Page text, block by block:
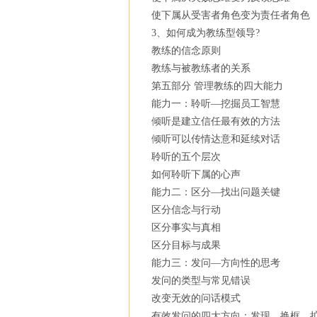
使下属从受害者角色变为责任者角色
3、如何成为教练型领导?
教练的信念原则
教练与被教练者的关系
第五部分 管理教练的四大能力
能力一：聆听—挖掘员工智慧
倾听是建立信任最有效的方法
倾听可以传情达意和延续对话
聆听的五个层次
如何聆听下属的心声
能力二：区分—找出问题关键
区分信念与行动
区分事实与真相
区分目标与成果
能力三：发问—方向性的思考
发问的类型与常见错误
改变无效的问话模式